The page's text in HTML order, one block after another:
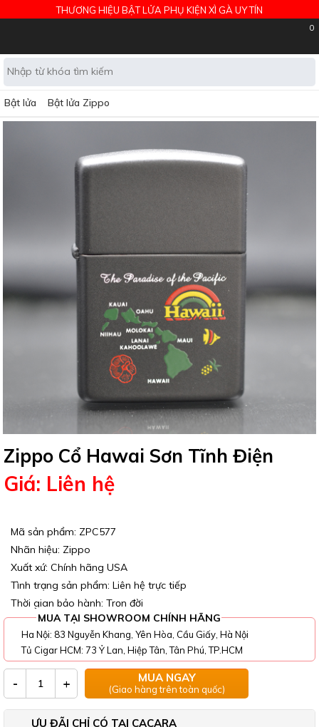
THƯƠNG HIỆU BẬT LỬA PHỤ KIỆN XÌ GÀ UY TÍN
0
Bật lửa Bật lửa Zippo
Zippo Cổ Hawai Sơn Tĩnh Điện
Giá: Liên hệ
Mã sản phẩm: ZPC577
Nhãn hiệu: Zippo
Xuất xứ: Chính hãng USA
Tình trạng sản phẩm: Liên hệ trực tiếp
Thời gian bảo hành: Trọn đời
MUA TẠI SHOWROOM CHÍNH HÃNG
Ha Nội: 83 Nguyễn Khang, Yên Hòa, Cầu Giấy, Hà Nội
Tủ Cigar HCM: 73 Ỷ Lan, Hiệp Tân, Tân Phú, TP.HCM
- + MUA NGAY
(Giao hàng trên toàn quốc)
ƯU ĐÃI CHỈ CÓ TẠI CACARA